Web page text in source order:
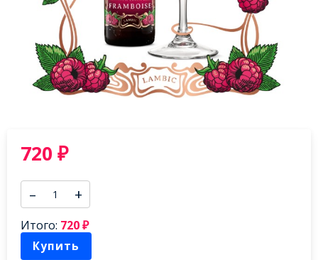
720₽
– +
Итого: 720₽
Купить